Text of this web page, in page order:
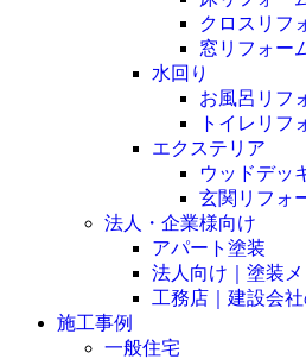
クロスリフ
窓リフォー
水回り
お風呂リフ
トイレリフ
エクステリア
ウッドデッ
玄関リフォ
法人・企業様向け
アパート塗装
法人向け｜塗装
工務店｜建設会
施工事例
一般住宅